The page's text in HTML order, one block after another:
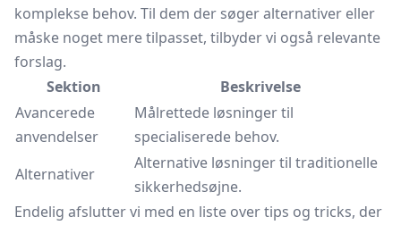
komplekse behov. Til dem der søger alternativer eller
måske noget mere tilpasset, tilbyder vi også relevante
forslag.
Sektion
Beskrivelse
Avancerede
anvendelser
Målrettede løsninger til
specialiserede behov.
Alternativer
Alternative løsninger til traditionelle
sikkerhedsøjne.
Endelig afslutter vi med en liste over tips og tricks, der